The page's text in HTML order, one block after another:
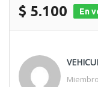
$ 5.100 En